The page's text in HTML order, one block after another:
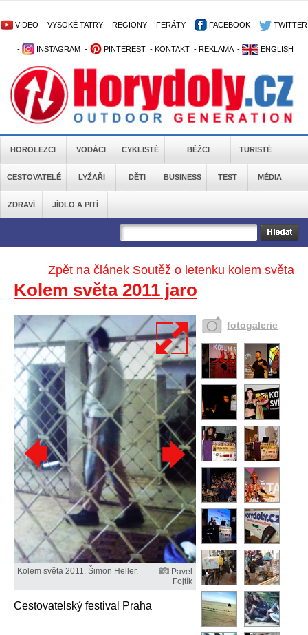
VIDEO - VYSOKÉ TATRY - REGIONY - FERÁTY - FACEBOOK - TWITTER
- INSTAGRAM - PINTEREST - KONTAKT - REKLAMA - ENGLISH
HOROLEZCI VODÁCI CYKLISTÉ BĚŽCI TURISTÉ
CESTOVATELÉ LYŽAŘI DĚTI BUSINESS TEST MÉDIA
ZDRAVÍ JÍDLO A PITÍ
Zpět na článek Soutěž o letenku kolem světa
Kolem světa 2011 jaro
Kolem světa 2011. Šimon Heller.
Pavel
Fojtík
Cestovatelský festival Praha
fotogalerie